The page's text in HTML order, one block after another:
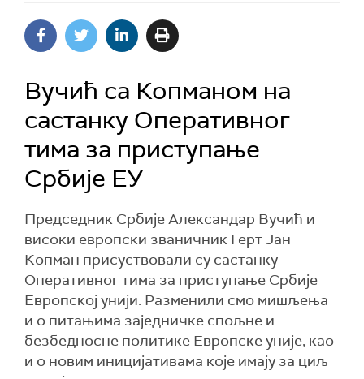
Вучић са Копманом на
састанку Оперативног
тима за приступање
Србије ЕУ
Председник Србије Александар Вучић и
високи европски званичник Герт Јан
Копман присуствовали су састанку
Оперативног тима за приступање Србије
Европској унији. Разменили смо мишљења
и о питањима заједничке спољне и
безбедносне политике Европске уније, као
и о новим иницијативама које имају за циљ